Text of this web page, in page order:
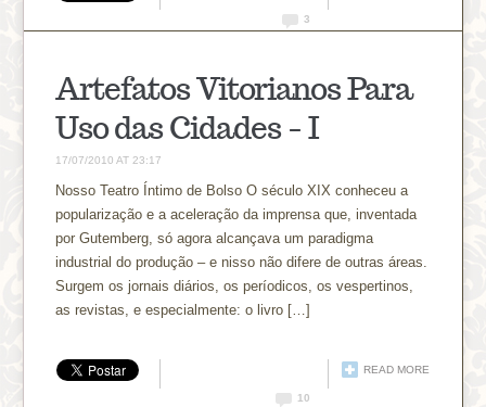
3
Artefatos Vitorianos Para
Uso das Cidades – I
17/07/2010 AT 23:17
Nosso Teatro Íntimo de Bolso O século XIX conheceu a
popularização e a aceleração da imprensa que, inventada
por Gutemberg, só agora alcançava um paradigma
industrial do produção – e nisso não difere de outras áreas.
Surgem os jornais diários, os períodicos, os vespertinos,
as revistas, e especialmente: o livro […]
READ MORE
10